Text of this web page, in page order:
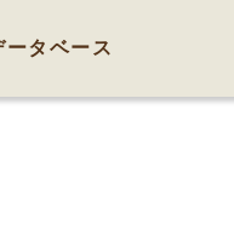
タベース